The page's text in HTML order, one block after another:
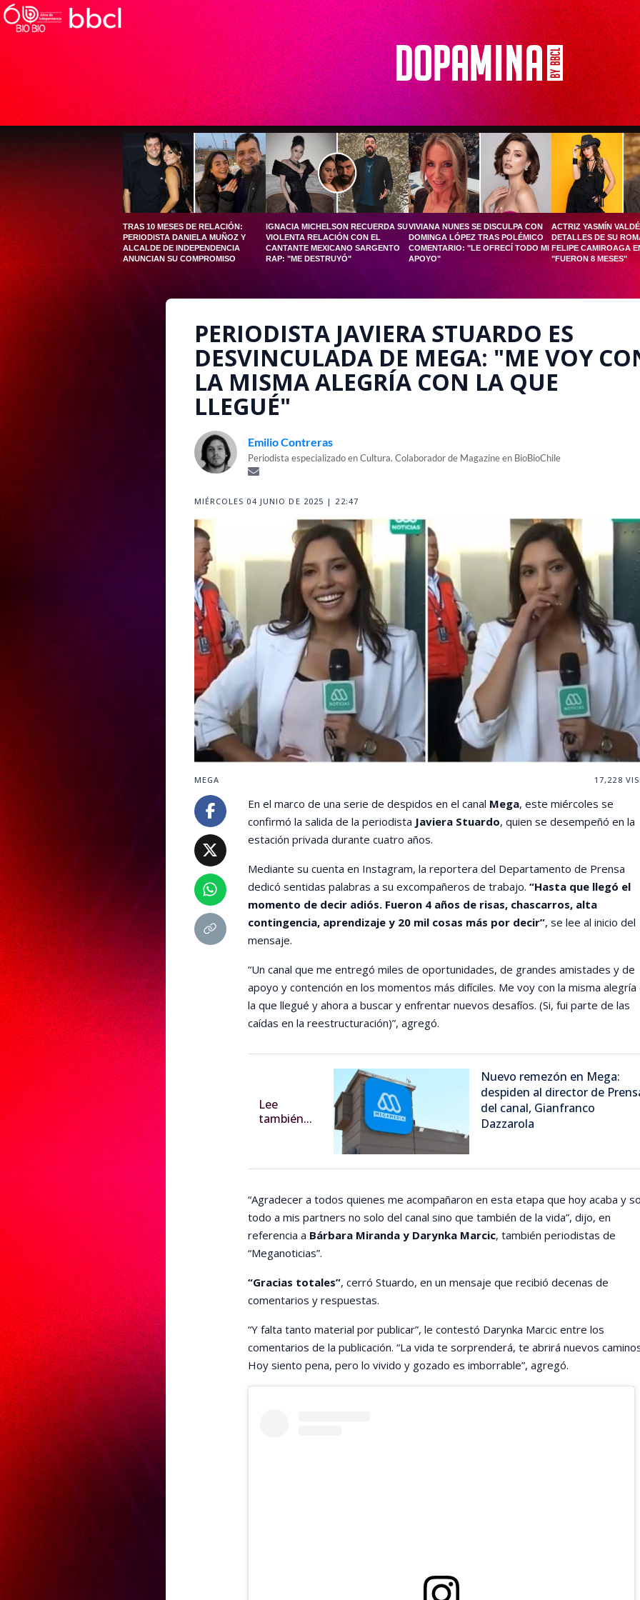
TRAS 10 MESES DE RELACIÓN:
PERIODISTA DANIELA MUÑOZ Y
ALCALDE DE INDEPENDENCIA
ANUNCIAN SU COMPROMISO
IGNACIA MICHELSON RECUERDA SU
VIOLENTA RELACIÓN CON EL
CANTANTE MEXICANO SARGENTO
RAP: "ME DESTRUYÓ"
VIVIANA NUNES SE DISCULPA CON
DOMINGA LÓPEZ TRAS POLÉMICO
COMENTARIO: "LE OFRECÍ TODO MI
APOYO"
ACTRIZ YASMÍN
DETALLES DE SU
FELIPE CAMIROAGA
"FUERON 8 MESES"
PERIODISTA JAVIERA STUARDO ES
DESVINCULADA DE MEGA: "ME VOY
LA MISMA ALEGRÍA CON LA QUE
LLEGUÉ"
Emilio Contreras
Periodista especializado en Cultura. Colaborador de Magazine en BioBioChile
MIÉRCOLES 04 JUNIO DE 2025 | 22:47
MEGA 17,228
En el marco de una serie de despidos en el canal Mega, este miércoles se
confirmó la salida de la periodista Javiera Stuardo, quien se desempeñó en la
estación privada durante cuatro años.
Mediante su cuenta en Instagram, la reportera del Departamento de Prensa
dedicó sentidas palabras a su excompañeros de trabajo. “Hasta que llegó el
momento de decir adiós. Fueron 4 años de risas, chascarros, alta
contingencia, aprendizaje y 20 mil cosas más por decir”, se lee al inicio del
mensaje.
“Un canal que me entregó miles de oportunidades, de grandes amistades y de
apoyo y contención en los momentos más difíciles. Me voy con la misma alegría
la que llegué y ahora a buscar y enfrentar nuevos desafíos. (Si, fui parte de las
caídas en la reestructuración)”, agregó.
Lee
también...
Nuevo remezón en Mega:
despiden al director de
del canal, Gianfranco
Dazzarola
“Agradecer a todos quienes me acompañaron en esta etapa que hoy acaba y
todo a mis partners no solo del canal sino que también de la vida”, dijo, en
referencia a Bárbara Miranda y Darynka Marcic, también periodistas de
“Meganoticias”.
“Gracias totales”, cerró Stuardo, en un mensaje que recibió decenas de
comentarios y respuestas.
“Y falta tanto material por publicar”, le contestó Darynka Marcic entre los
comentarios de la publicación. “La vida te sorprenderá, te abrirá nuevos
Hoy siento pena, pero lo vivido y gozado es imborrable”, agregó.